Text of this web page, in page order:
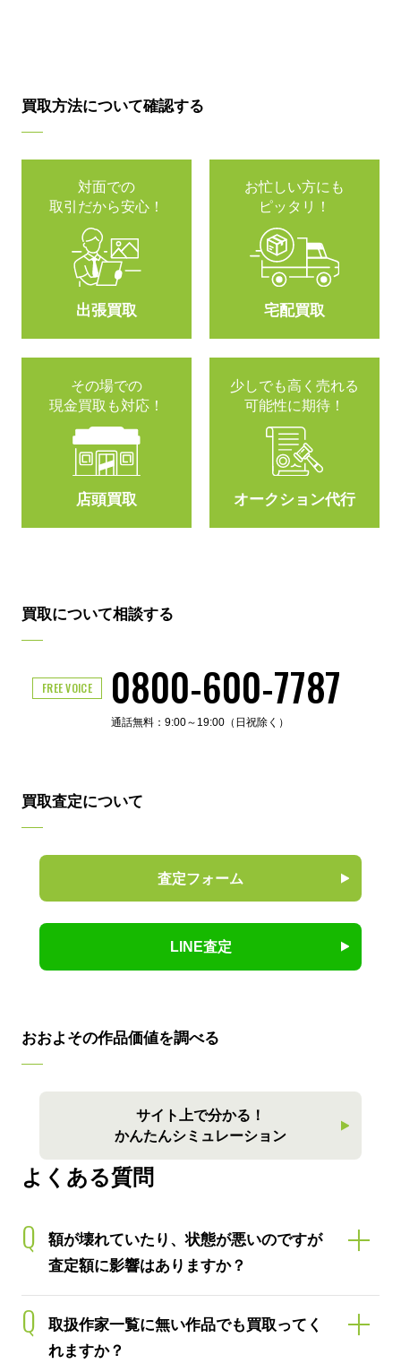
買取方法について確認する
対面での
取引だから安心！
出張買取
お忙しい方にも
ピッタリ！
宅配買取
その場での
現金買取も対応！
店頭買取
少しでも高く売れる
可能性に期待！
オークション代行
買取について相談する
FREE VOICE 0800-600-7787
通話無料：9:00～19:00（日祝除く）
買取査定について
査定フォーム
LINE査定
おおよその作品価値を調べる
サイト上で分かる！
かんたんシミュレーション
よくある質問
Q
額が壊れていたり、状態が悪いのですが
査定額に影響はありますか？
Q
取扱作家一覧に無い作品でも買取ってく
れますか？